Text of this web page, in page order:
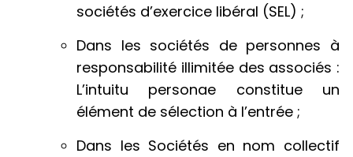
sociétés d’exercice libéral (SEL) ;
Dans les sociétés de personnes à
responsabilité illimitée des associés :
L’intuitu personae constitue un
élément de sélection à l’entrée ;
Dans les Sociétés en nom collectif